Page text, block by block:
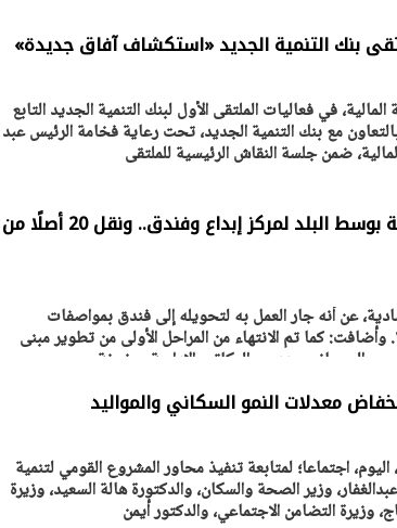
بنك التنمية الجديد «استكشاف آفاق جديدة»
في فعاليات الملتقى الأول لبنك التنمية الجديد التابع
مع بنك التنمية الجديد، تحت رعاية فخامة الرئيس عبد
ضمن جلسة النقاش الرئيسية للملتقى
وزيرة التخطيط: تحويل مبنى وزارة الداخلية بوسط البلد لمركز إبداع وفندق.. ونقل 20 أصلًا من
عن أنه جار العمل به لتحويله إلى فندق بمواصفات
عالمية، ومن المقرر الانتهاء منه بنهاية ديسمبر ٢٠٢٥. وأضافت: كما تم الانتهاء من المراحل الأولى من تطوير مبنى
معدلات النمو السكاني والمواليد
اجتماعا؛ لمتابعة تنفيذ محاور المشروع القومي لتنمية
وزير الصحة والسكان، والدكتورة هالة السعيد، وزيرة
وزيرة التضامن الاجتماعي، والدكتور أيمن
وحدات
افتتاح «إيجبس 2026» بحضور دولي
واسع.. والبترول: مصر تعزز مكانتها
بوصفها مركزًا إقليميًّا للطاقة
30 مارس 2026 03:59 م